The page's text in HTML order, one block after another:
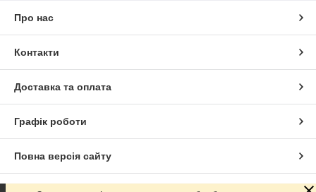
Про нас
Контакти
Доставка та оплата
Графік роботи
Повна версія сайту